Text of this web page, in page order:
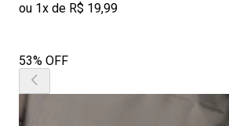
ou 1x de R$ 19,99
53% OFF